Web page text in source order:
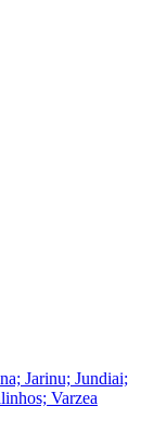
Jarinu; Jundiai;
Varzea